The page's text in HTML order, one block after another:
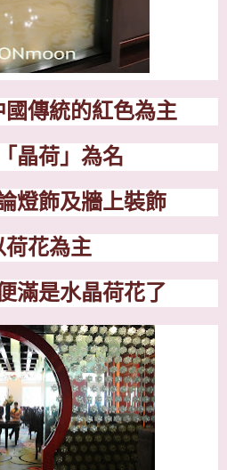
國傳統的紅色為主
晶荷」為名
燈飾及牆上裝飾
荷花為主
滿是水晶荷花了